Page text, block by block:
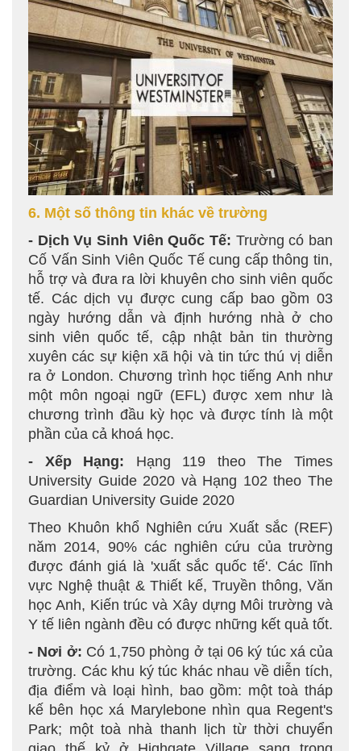
6. Một số thông tin khác về trường
- Dịch Vụ Sinh Viên Quốc Tế: Trường có ban
Cố Vấn Sinh Viên Quốc Tế cung cấp thông tin,
hỗ trợ và đưa ra lời khuyên cho sinh viên quốc
tế. Các dịch vụ được cung cấp bao gồm 03
ngày hướng dẫn và định hướng nhà ở cho
sinh viên quốc tế, cập nhật bản tin thường
xuyên các sự kiện xã hội và tin tức thú vị diễn
ra ở London. Chương trình học tiếng Anh như
một môn ngoại ngữ (EFL) được xem như là
chương trình đầu kỳ học và được tính là một
phần của cả khoá học.
- Xếp Hạng: Hạng 119 theo The Times
University Guide 2020 và Hạng 102 theo The
Guardian University Guide 2020
Theo Khuôn khổ Nghiên cứu Xuất sắc (REF)
năm 2014, 90% các nghiên cứu của trường
được đánh giá là 'xuất sắc quốc tế'. Các lĩnh
vực Nghệ thuật & Thiết kế, Truyền thông, Văn
học Anh, Kiến trúc và Xây dựng Môi trường và
Y tế liên ngành đều có được những kết quả tốt.
- Nơi ở: Có 1,750 phòng ở tại 06 ký túc xá của
trường. Các khu ký túc khác nhau về diễn tích,
địa điểm và loại hình, bao gồm: một toà tháp
kế bên học xá Marylebone nhìn qua Regent's
Park; một toà nhà thanh lịch từ thời chuyển